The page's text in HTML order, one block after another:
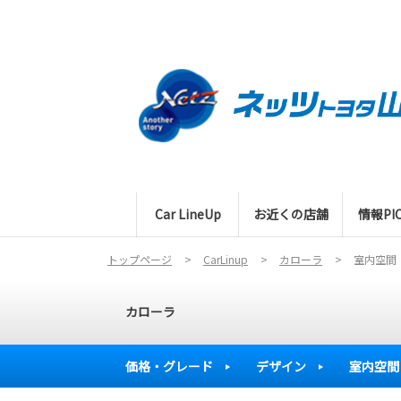
Car LineUp お近くの店舗 情報
トップページ CarLinup カローラ 室内空間
カローラ
価格・グレード デザイン 室内空間